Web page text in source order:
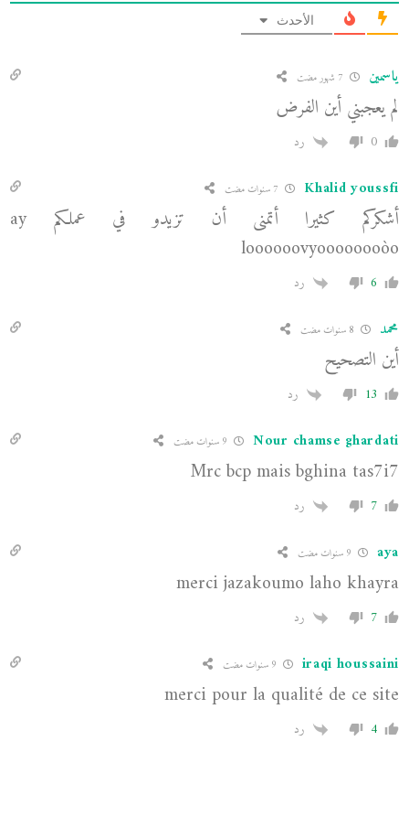
الأحدث
ياسمين
لم يعجبني أين الفرض
0 رد
Khalid youssfi
أشكركم كثيرا أتمنى أن تزيدو في عملكم ay
loooooovyoooooooòo
6 رد
محمد
أين التصحيح
13 رد
Nour chamse ghardati
Mrc bcp mais bghina tas7i7
7 رد
aya
merci jazakoumo laho khayra
7 رد
iraqi houssaini
merci pour la qualité de ce site
4 رد